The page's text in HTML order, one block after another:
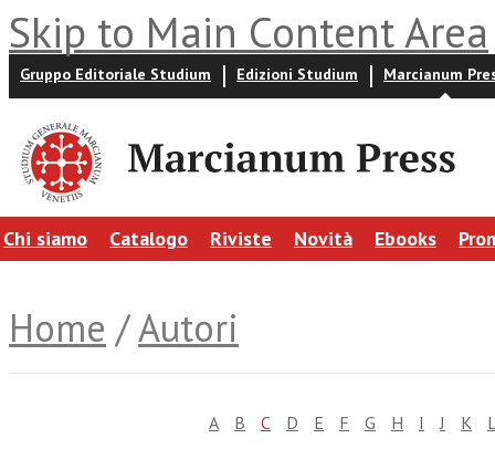
Skip to Main Content Area
Gruppo Editoriale Studium Edizioni Studium Marcianum
Chi siamo Catalogo Riviste Novità Ebooks
Home /Autori
A B C D E F G H I J K